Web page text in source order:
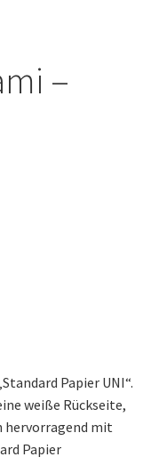
–
Papier UNI“.
weiße Rückseite,
hervorragend mit
Papier